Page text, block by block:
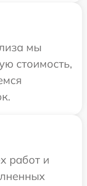
мы
стоимость,
работ и